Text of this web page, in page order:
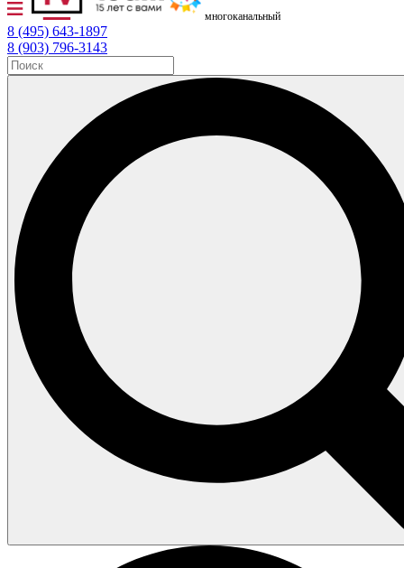
многоканальный
8 (495) 643-1897
8 (903) 796-3143